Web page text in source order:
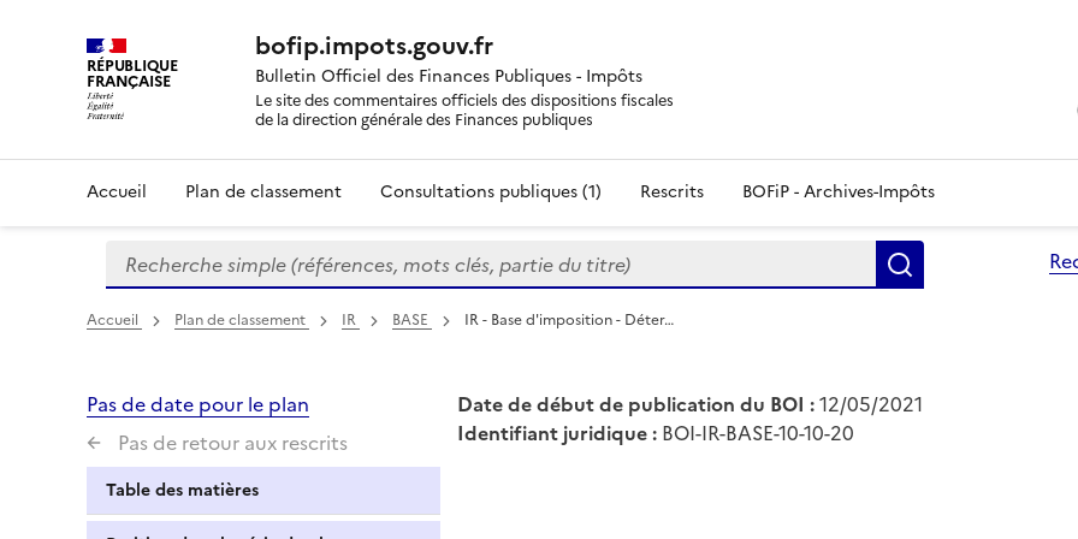
RÉPUBLIQUE
FRANÇAISE
bofip.impots.gouv.fr
Bulletin Officiel des Finances Publiques - Impôts
Le site des commentaires officiels des dispositions fiscales
de la direction générale des Finances publiques
Accueil Plan de classement Consultations publiques (1) Rescrits BOFiP - Archives-Impôts
Formulaire
de
recherche
Recherche simple (références, mots clés, partie du titre)
Accueil Plan de classement IR BASE IR - Base d'imposition - Déter…
Pas de date pour le plan
Pas de retour aux rescrits
Table des matières
Date de début de publication du BOI :12/05/2021
Identifiant juridique : BOI-IR-BASE-10-10-20